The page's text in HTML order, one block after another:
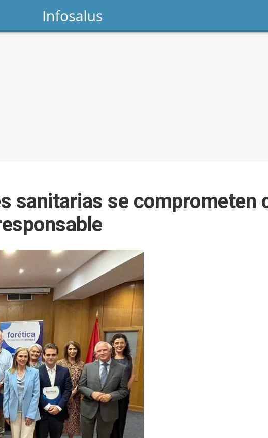
sanitarias se comprometen